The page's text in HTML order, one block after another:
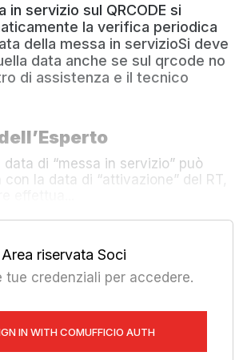
in servizio sul QRCODE si
la verifica periodica
della messa in servizioSi deve
data anche se sul qrcode no
di assistenza e il tecnico
di “messa in servizio” può
la data di “attivazione” del RT,
Area riservata Soci
tue credenziali per accedere.
IN WITH COMUFFICIO AUTH